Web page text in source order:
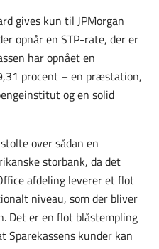
gives kun til JPMorgan
opnår en STP-rate, der er
har opnået en
procent – en præstation,
og en solid
over sådan en
storbank, da det
afdeling leverer et flot
niveau, som der bliver
Det er en flot blåstempling
Sparekassens kunder kan